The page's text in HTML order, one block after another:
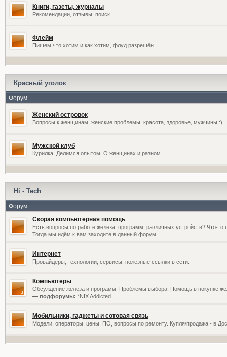
Книги, газеты, журналы
Рекомендации, отзывы, поиск
Флейм
Пишем что хотим и как хотим, флуд разрешён
Красный уголок
Форум
Женский островок
Вопросы к женщинам, женские проблемы, красота, здоровье, мужчины :)
Мужской клуб
Курилка. Делимся опытом. О женщинах и разном.
Hi - Tech
Форум
Скорая компьютерная помощь
Есть вопросы по работе железа, программ, различных устройств? Что-то
Тогдамы идём к вамзаходите в данный форум.
Интернет
Провайдеры, технологии, сервисы, полезные ссылки в сети.
Компьютеры
Обсуждение железа и программ. Проблемы выбора. Помощь в покупке
— подфорумы: *NIX Addicted
Мобильники, гаджеты и сотовая связь
Модели, операторы, цены, ПО, вопросы по ремонту. Купля/продажа - в